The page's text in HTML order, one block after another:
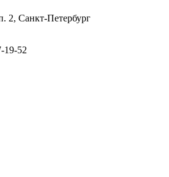
2, Санкт-Петербург
19-52